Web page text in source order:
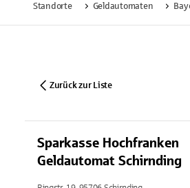
Standorte Geldautomaten
Zurück zur Liste
Sparkasse Hochfranken
Geldautomat Schirnding